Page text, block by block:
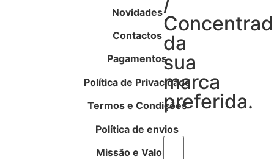
da
sua
marca
preferida.
Novidades
Contactos
Pagamentos
Política de Privacidade
Termos e Condições
Política de envios
Missão e Valores